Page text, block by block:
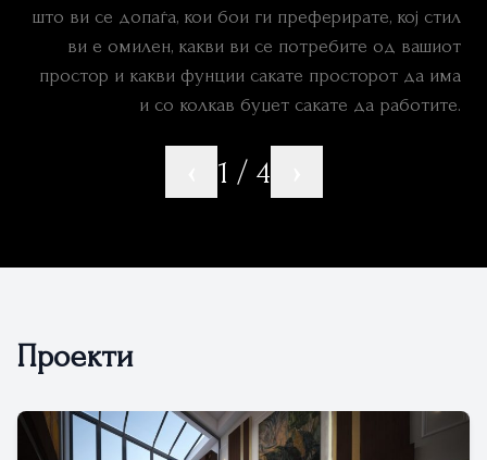
што ви се допаѓа, кои бои ги преферирате, кој стил
ви е омилен, какви ви се потребите од вашиот
простор и какви фунции сакате просторот да има
и со колкав буџет сакате да работите.
1 / 4
Проекти